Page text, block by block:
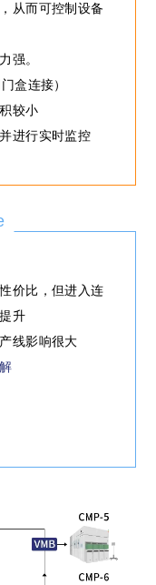
从而可控制设备
强。
盒连接）
较小
进行实时监控
价比，但进入连
升
线影响很大